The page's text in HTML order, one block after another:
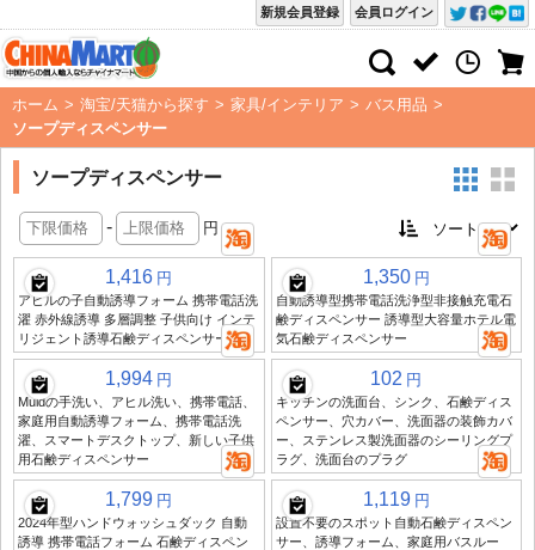
会員ログイン
新規会員登録
ホーム > 淘宝/天猫から探す > 家具/インテリア > バス用品 >
ソープディスペンサー
ソープディスペンサー
- 円
1,416 円
アヒルの子自動誘導フォーム 携帯電話洗
濯 赤外線誘導 多層調整 子供向け インテ
リジェント誘導石鹸ディスペンサー
1,350 円
自動誘導型携帯電話洗浄型非接触充電石
鹸ディスペンサー 誘導型大容量ホテル電
気石鹸ディスペンサー
1,994 円
Muidの手洗い、アヒル洗い、携帯電話、
家庭用自動誘導フォーム、携帯電話洗
濯、スマートデスクトップ、新しい子供
用石鹸ディスペンサー
102 円
キッチンの洗面台、シンク、石鹸ディス
ペンサー、穴カバー、洗面器の装飾カバ
ー、ステンレス製洗面器のシーリングプ
ラグ、洗面台のプラグ
1,799 円
2024年型ハンドウォッシュダック 自動
誘導 携帯電話フォーム 石鹸ディスペン
1,119 円
設置不要のスポット自動石鹸ディスペン
サー、誘導フォーム、家庭用バスルー